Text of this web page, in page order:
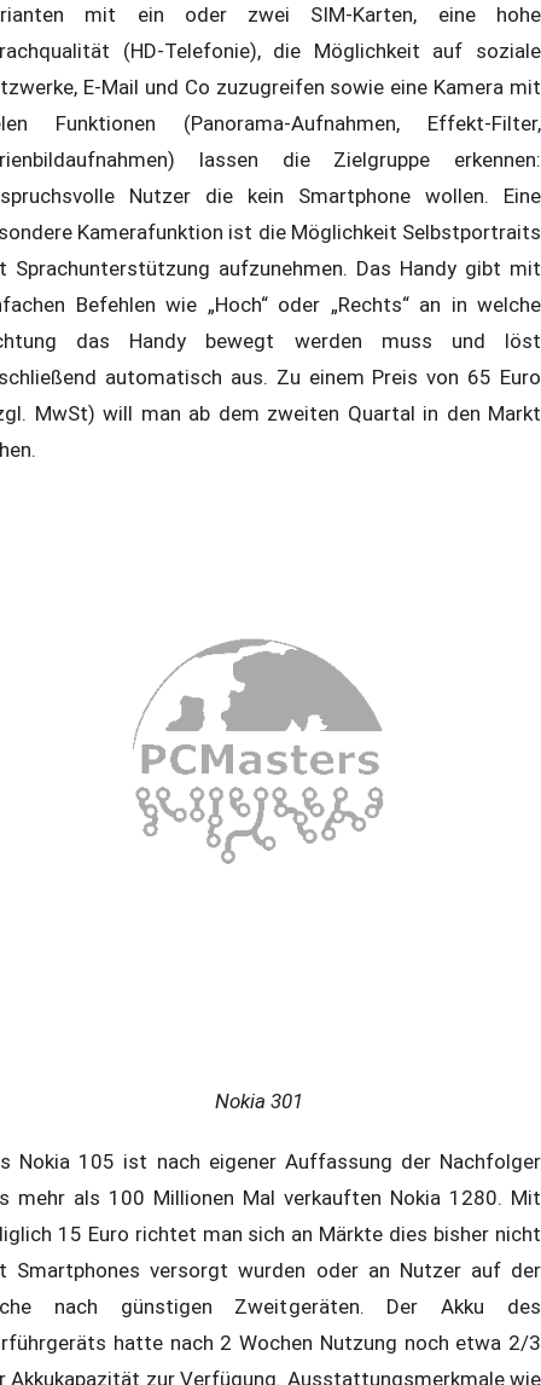
mit ein oder zwei SIM-Karten, eine hohe
(HD-Telefonie), die Möglichkeit auf soziale
E-Mail und Co zuzugreifen sowie eine Kamera mit
Funktionen (Panorama-Aufnahmen, Effekt-Filter,
lassen die Zielgruppe erkennen:
Nutzer die kein Smartphone wollen. Eine
Kamerafunktion ist die Möglichkeit Selbstportraits
Sprachunterstützung aufzunehmen. Das Handy gibt mit
Befehlen wie „Hoch“ oder „Rechts“ an in welche
das Handy bewegt werden muss und löst
automatisch aus. Zu einem Preis von 65 Euro
MwSt) will man ab dem zweiten Quartal in den Markt
Nokia 301
Nokia 105 ist nach eigener Auffassung der Nachfolger
mehr als 100 Millionen Mal verkauften Nokia 1280. Mit
15 Euro richtet man sich an Märkte dies bisher nicht
Smartphones versorgt wurden oder an Nutzer auf der
nach günstigen Zweitgeräten. Der Akku des
hatte nach 2 Wochen Nutzung noch etwa 2/3
Akkukapazität zur Verfügung. Ausstattungsmerkmale wie